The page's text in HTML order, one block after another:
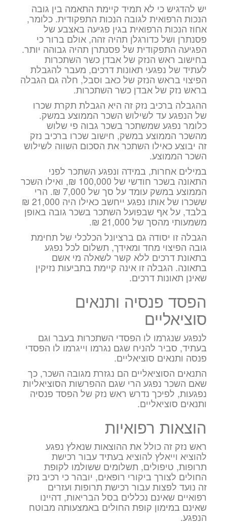
יש להדגיש כי לא תמיד קיימת התאמה בין גובה
הנכות הרפואית לגובה הנכות התפקודית. כלומר,
אחוז הנכות הרפואית בגין פגיעה באצבע של
פסנתרן ושל כדורגלן תהיה זהה, אולם ברור כי
הפגיעה התפקודית של פסנתרן תהיה גבוהה יותר.
בחישוב ראש הנזק של אבדן כשר השתכרות
לעתיד של נפגעי תאונות דרכים, מעבר להגבלת
הפיצוי בראש הנזק של כאב וסבל, חלה גם הגבלה
בראש נזק של אבדן כשר השתכרות.
ההגבלה ברכיב נזק זה היא הגבלת תקרת שכרו
של הנפגע עד לשילוש השכר הממוצע במשק.
כלומר נפגע שמשתכר בשכר גבוה פי שלוש
מהשכר הממוצע במשק, חישוב שכרו ברכיב נזק
זה יבוצע כאילו השתכר את הסכום השווה לשילוש
השכר הממוצע.
במילים אחרות, במידה ונפגע השתכר לפני
התאונה בשכר חודשי של 100,000 ₪, ואילו השכר
הממוצע במשק עומד על סך של 7,000 ₪. הרי
ששכרו של אותו נפגע ייחשב כאילו היה 21,000 ₪
בלבד, על אף שבפועל השתכר בשכר גובה באופן
משמעותי מהסך של 21,000 ₪.
הגבלה זו יסודה גם ברציונל הכלכלי של תחימת
גובה הפיצוי מחד ומאידך, תשלום לכל נפגע
בתאונת דרכים ללא קשר לשאלה מי אשם
בתאונה. הגבלה זו אינה קיימת בתביעות נזיקין
שאינן תאונות דרכים.
הפסד פנסיה ותנאים
סוציאליים
לנפגע שנגרמו לו הפסדי השתכרות בעבר וגם
בעתיד, סביר להניח שגם נגרמו וייגרמו לו הפסדי
פנסה ותנאים סוציאליים.
התנאים הסוציאליים הם נגזרת מגובה השכר, כך
שאם השכר נפגע הרי שגם ההפרשות הסוציאליות
נפגעות, לפיכך נדרש ראש נזק של הפסד פנסיה
ותנאים סוציאליים.
הוצאות רפואיות
ראש נזק זה כולל את ההוצאות שנאלץ נפגע
להוציא וייאלץ להוציא בעתיד עבור רכישת
תרופות, טיפולים, תשלומים ששולמו לקופת
החולים לצורך ביקורי רופאים, יובהר כי רכיב נזק
זה נועד לפצות עבור רכישת תרופות ועזרים
רפואיים שאינם נכללים בסל הבריאות, דהיינו
שאינם במימון קופת החולים באמצעותה מבוטח
הנפגע.